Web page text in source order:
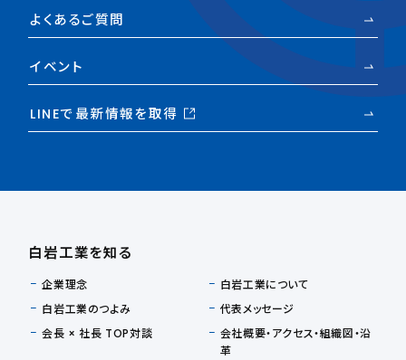
よくあるご質問
イベント
LINEで最新情報を取得
白岩工業を知る
企業理念
白岩工業について
白岩工業のつよみ
代表メッセージ
会長 × 社長 TOP対談
会社概要・アクセス・組織図・沿
革